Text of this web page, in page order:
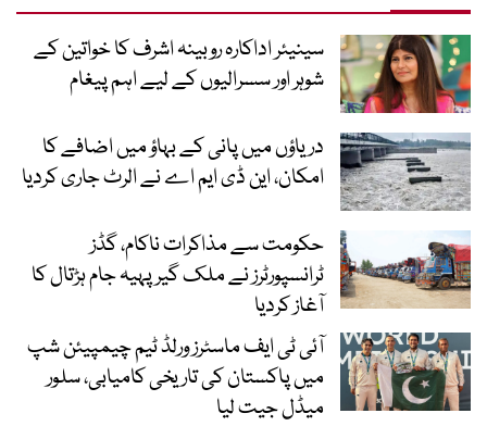
سینیئر اداکارہ روبینہ اشرف کا خواتین کے
شوہر اور سسرالیوں کے لیے اہم پیغام
دریاؤں میں پانی کے بہاؤ میں اضافے کا
امکان، این ڈی ایم اے نے الرٹ جاری کردیا
حکومت سے مذاکرات ناکام، گڈز
ٹرانسپورٹرز نے ملک گیر پہیہ جام ہڑتال کا
آغاز کردیا
آئی ٹی ایف ماسٹرز ورلڈ ٹیم چیمپیئن شپ
میں پاکستان کی تاریخی کامیابی، سلور
میڈل جیت لیا